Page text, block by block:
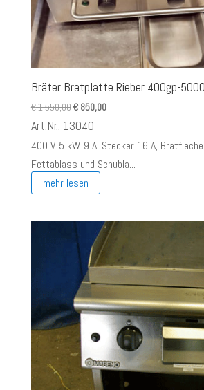
Bräter Bratplatte Rieber 400gp-
€1.550,00Ursprünglicher
Preis
€ 1.550,00
€850,00Aktueller
Art.Nr.: 13040
400 V, 5 kW, 9 A, Stecker 16 A,
Fettablass und Schubla...
mehr lesen